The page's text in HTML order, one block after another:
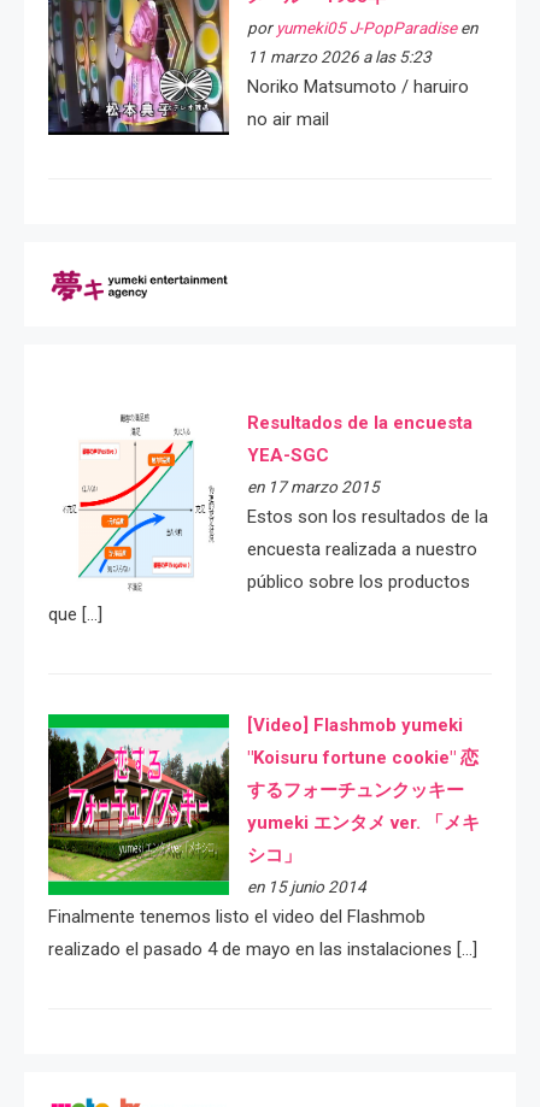
por yumeki05 J-PopParadiseen
11 marzo 2026 a las 5:23
Noriko Matsumoto / haruiro
no air mail
Resultados de la encuesta
YEA-SGC
en 17 marzo 2015
Estos son los resultados de la
encuesta realizada a nuestro
público sobre los productos
que […]
[Video] Flashmob yumeki
"Koisuru fortune cookie" 恋
するフォーチュンクッキー
yumeki エンタメ ver. 「メキ
シコ」
en 15 junio 2014
Finalmente tenemos listo el video del Flashmob
realizado el pasado 4 de mayo en las instalaciones […]